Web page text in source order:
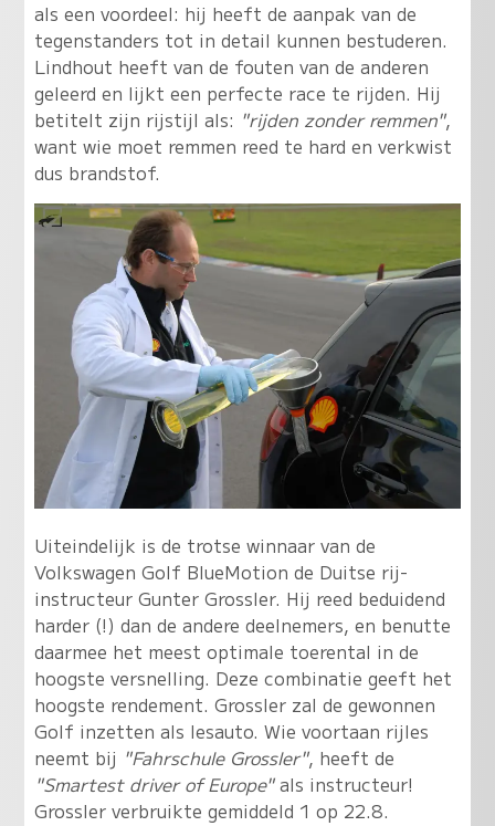
als een voordeel: hij heeft de aanpak van de
tegenstanders tot in detail kunnen bestuderen.
Lindhout heeft van de fouten van de anderen
geleerd en lijkt een perfecte race te rijden. Hij
betitelt zijn rijstijl als: "rijden zonder remmen",
want wie moet remmen reed te hard en verkwist
dus brandstof.
Uiteindelijk is de trotse winnaar van de
Volkswagen Golf BlueMotion de Duitse rij-
instructeur Gunter Grossler. Hij reed beduidend
harder (!) dan de andere deelnemers, en benutte
daarmee het meest optimale toerental in de
hoogste versnelling. Deze combinatie geeft het
hoogste rendement. Grossler zal de gewonnen
Golf inzetten als lesauto. Wie voortaan rijles
neemt bij "Fahrschule Grossler", heeft de
"Smartest driver of Europe"als instructeur!
Grossler verbruikte gemiddeld 1 op 22.8.